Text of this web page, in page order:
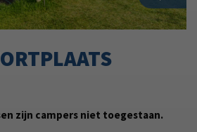
zijn campers niet toegestaan.